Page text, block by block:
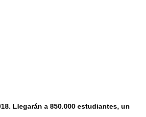
Llegarán a 850.000 estudiantes, un